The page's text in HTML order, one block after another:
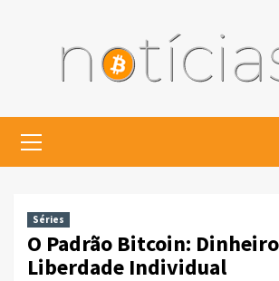
Menu
Séries
O Padrão Bitcoin:
Liberdade Individual